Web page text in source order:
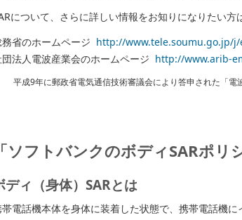
について、さらに詳しい情報をお知りになりたい方
省のホームページ http://www.tele.soumu.go.jp/
法人電波産業会のホームページ http://www.arib-
平成9年に郵政省電気通信技術審議会により答申された「電
ソフトバンクのボディSARポリ
ディ（身体）SARとは
電話機本体を身体に装着した状態で、携帯電話機